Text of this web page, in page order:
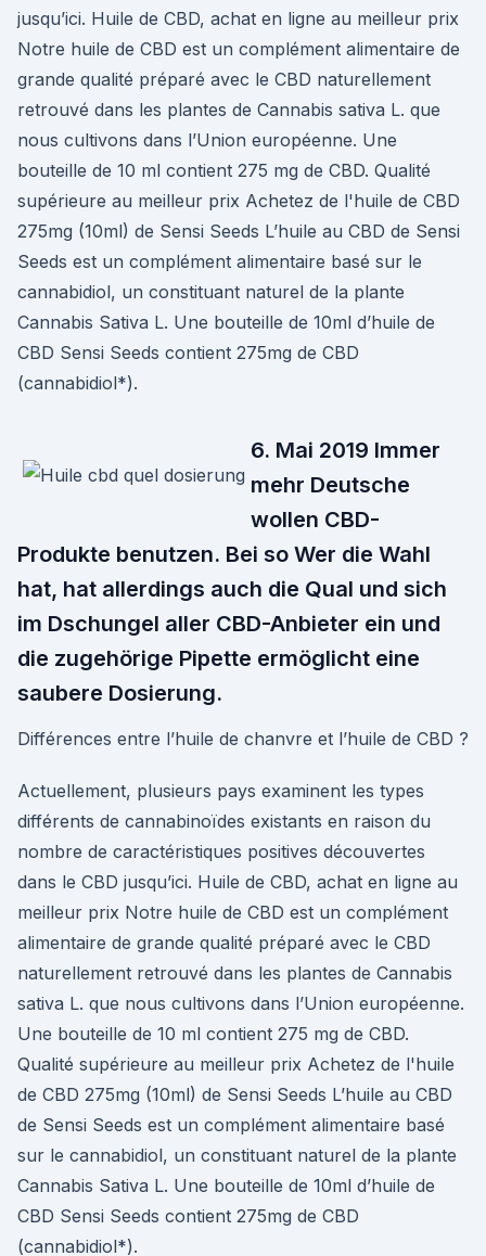
jusqu’ici. Huile de CBD, achat en ligne au meilleur prix
Notre huile de CBD est un complément alimentaire de
grande qualité préparé avec le CBD naturellement
retrouvé dans les plantes de Cannabis sativa L. que
nous cultivons dans l’Union européenne. Une
bouteille de 10 ml contient 275 mg de CBD. Qualité
supérieure au meilleur prix Achetez de l'huile de CBD
275mg (10ml) de Sensi Seeds L’huile au CBD de Sensi
Seeds est un complément alimentaire basé sur le
cannabidiol, un constituant naturel de la plante
Cannabis Sativa L. Une bouteille de 10ml d’huile de
CBD Sensi Seeds contient 275mg de CBD
(cannabidiol*).
6. Mai 2019 Immer
mehr Deutsche
wollen CBD-
Produkte benutzen. Bei so Wer die Wahl
hat, hat allerdings auch die Qual und sich
im Dschungel aller CBD-Anbieter ein und
die zugehörige Pipette ermöglicht eine
saubere Dosierung.
Différences entre l’huile de chanvre et l’huile de CBD ?
Actuellement, plusieurs pays examinent les types
différents de cannabinoïdes existants en raison du
nombre de caractéristiques positives découvertes
dans le CBD jusqu’ici. Huile de CBD, achat en ligne au
meilleur prix Notre huile de CBD est un complément
alimentaire de grande qualité préparé avec le CBD
naturellement retrouvé dans les plantes de Cannabis
sativa L. que nous cultivons dans l’Union européenne.
Une bouteille de 10 ml contient 275 mg de CBD.
Qualité supérieure au meilleur prix Achetez de l'huile
de CBD 275mg (10ml) de Sensi Seeds L’huile au CBD
de Sensi Seeds est un complément alimentaire basé
sur le cannabidiol, un constituant naturel de la plante
Cannabis Sativa L. Une bouteille de 10ml d’huile de
CBD Sensi Seeds contient 275mg de CBD
(cannabidiol*).